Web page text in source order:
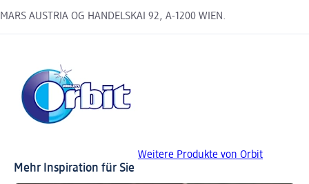
MARS AUSTRIA OG HANDELSKAI 92, A-1200 WIEN.
Weitere Produkte von Orbit
Mehr Inspiration für Sie